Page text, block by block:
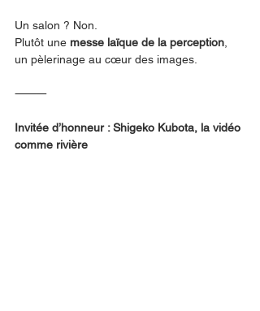
Un salon ? Non.
Plutôt une messe laïque de la perception,
un pèlerinage au cœur des images.
⸻
Invitée d’honneur : Shigeko Kubota, la vidéo
comme rivière